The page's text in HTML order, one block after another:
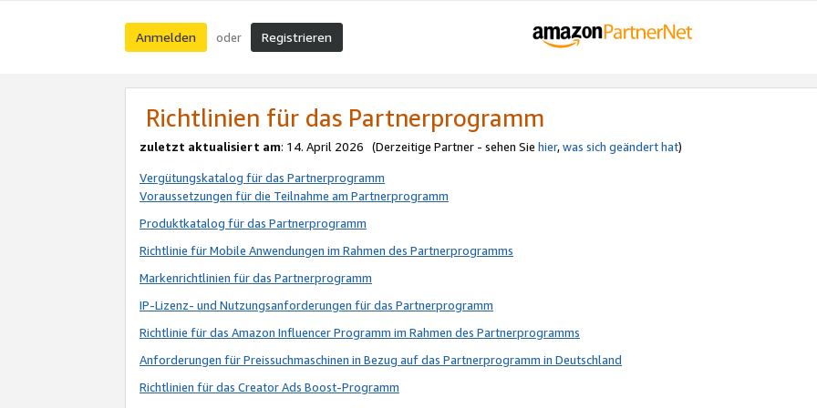
Anmelden oder Registrieren
Richtlinien für das Partnerprogramm
zuletzt aktualisiert am: 14. April 2026 (Derzeitige Partner - sehen Sie hier,was sich geändert hat)
Vergütungskatalog für das Partnerprogramm
Voraussetzungen für die Teilnahme am Partnerprogramm
Produktkatalog für das Partnerprogramm
Richtlinie für Mobile Anwendungen im Rahmen des Partnerprogramms
Markenrichtlinien für das Partnerprogramm
IP-Lizenz- und Nutzungsanforderungen für das Partnerprogramm
Richtlinie für das Amazon Influencer Programm im Rahmen des Partnerprogramms
Anforderungen für Preissuchmaschinen in Bezug auf das Partnerprogramm in Deutschland
Richtlinien für das Creator Ads Boost-Programm